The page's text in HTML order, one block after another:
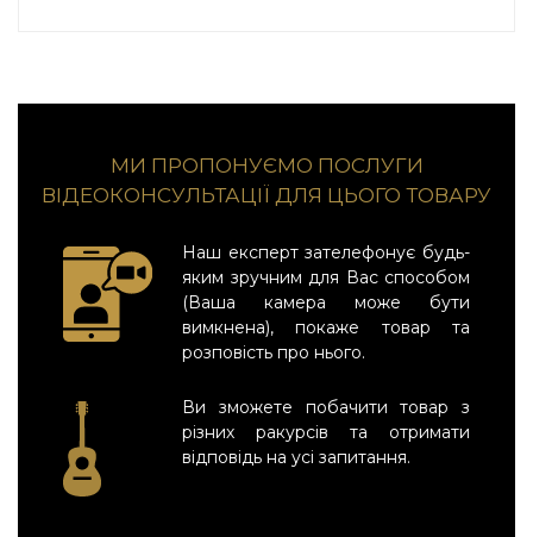
МИ ПРОПОНУЄМО ПОСЛУГИ
ВІДЕОКОНСУЛЬТАЦІЇ ДЛЯ ЦЬОГО ТОВАРУ
Наш експерт зателефонує будь-
яким зручним для Вас способом
(Ваша камера може бути
вимкнена), покаже товар та
розповість про нього.
Ви зможете побачити товар з
різних ракурсів та отримати
відповідь на усі запитання.